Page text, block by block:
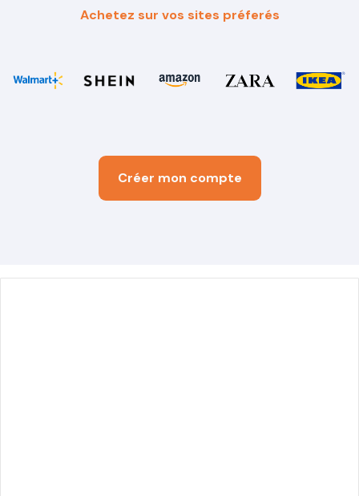
Achetez sur vos sites préferés
Créer mon compte